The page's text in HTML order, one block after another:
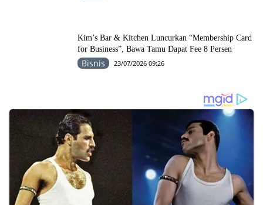
Kim’s Bar & Kitchen Luncurkan “Membership Card
for Business”, Bawa Tamu Dapat Fee 8 Persen
Bisnis 23/07/2026 09:26